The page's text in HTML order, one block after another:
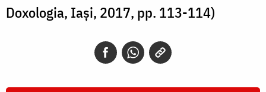
Doxologia, Iași, 2017, pp. 113-114)